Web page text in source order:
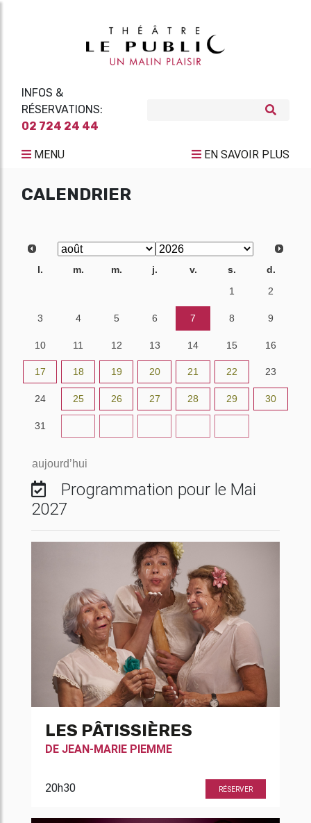
INFOS &
RÉSERVATIONS:
02 724 24 44
MENU EN SAVOIR PLUS
CALENDRIER
l. m. m. j. v. s.
d.
1 2
3 4 5 6 7 8 9
10 11 12 13 14 15 16
17 18 19 20 21 22 23
24 25 26 27 28 29 30
31
aujourd’hui
Programmation pour le Mai
2027
LES PÂTISSIÈRES
DE JEAN-MARIE PIEMME
20h30 RÉSERVER